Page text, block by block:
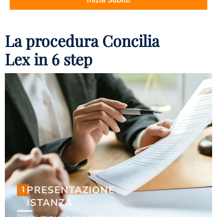
La procedura Concilia
Lex in 6 step
1 PRESENTAZIONE
ISTANZA
1
PRESENTAZIONE
ISTANZA